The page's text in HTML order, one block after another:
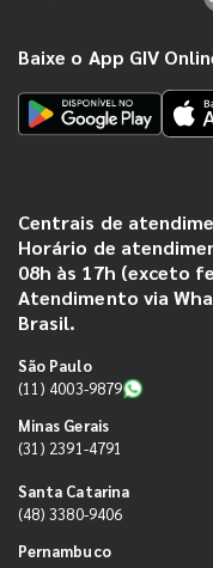
Baixe o App GIV
Centrais de
Horário de
08h às 17h (exceto
Atendimento via
Brasil.
São Paulo
(11) 4003-9879
Minas Gerais
(31) 2391-4791
Santa Catarina
(48) 3380-9406
Pernambuco